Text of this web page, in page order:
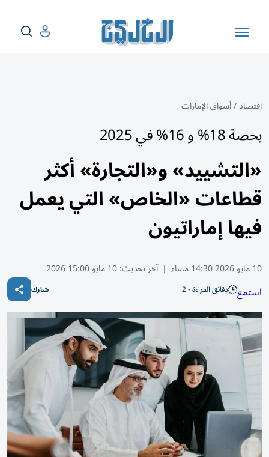
اقتصاد/أسواق الإمارات
بحصة 18% و 16% في 2025
«التشييد» و«التجارة» أكثر
قطاعات «الخاص» التي يعمل
فيها إماراتيون
10 مايو 2026 14:30 مساء | آخر تحديث:10 مايو 15:00 2026
استمع دقائق القراءة - 2 شارك